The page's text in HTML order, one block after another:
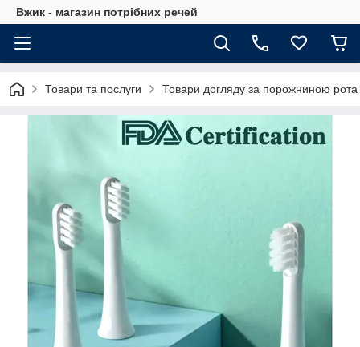
Вжик - магазин потрiбних речей
Товари та послуги Товари догляду за порожниною рота